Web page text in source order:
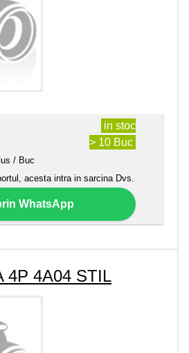
in stoc
> 10 Buc
/ Buc
acesta intra in sarcina Dvs.
WhatsApp
4P 4A04 STIL